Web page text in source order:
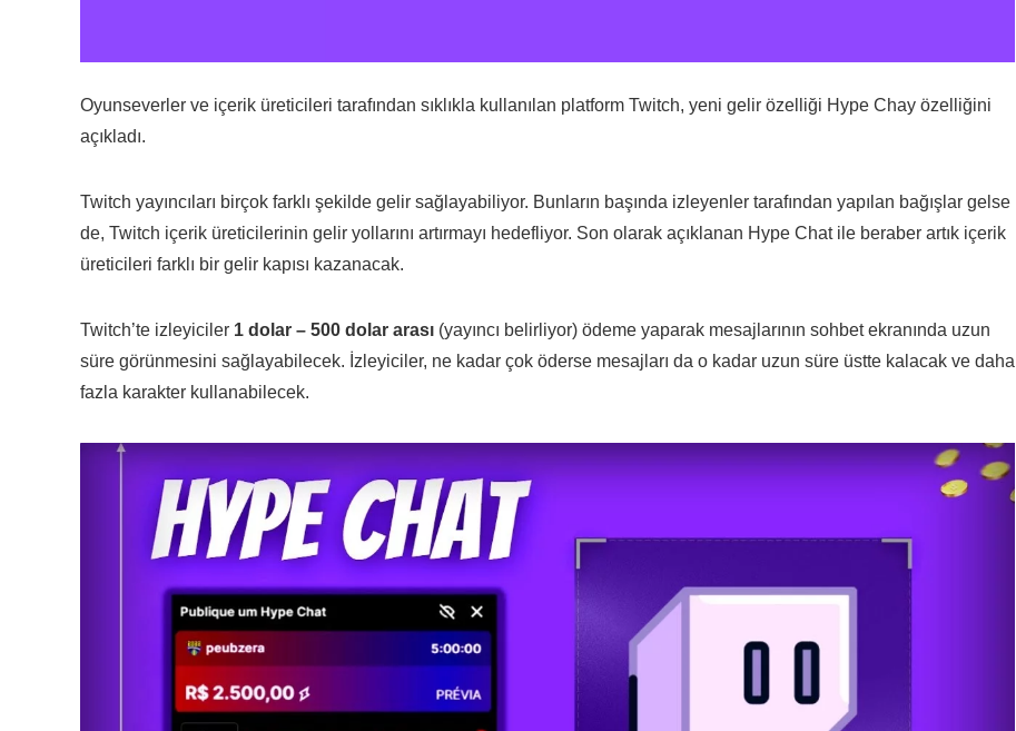
Oyunseverler ve içerik üreticileri tarafından sıklıkla kullanılan platform Twitch, yeni gelir özelliği Hype Chay özelliğini
açıkladı.
Twitch yayıncıları birçok farklı şekilde gelir sağlayabiliyor. Bunların başında izleyenler tarafından yapılan bağışlar gelse
de, Twitch içerik üreticilerinin gelir yollarını artırmayı hedefliyor. Son olarak açıklanan Hype Chat ile beraber artık içerik
üreticileri farklı bir gelir kapısı kazanacak.
Twitch’te izleyiciler 1 dolar – 500 dolar arası (yayıncı belirliyor) ödeme yaparak mesajlarının sohbet ekranında uzun
süre görünmesini sağlayabilecek. İzleyiciler, ne kadar çok öderse mesajları da o kadar uzun süre üstte kalacak ve daha
fazla karakter kullanabilecek.